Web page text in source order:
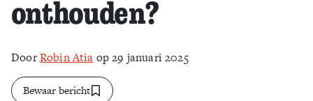
onthouden?
DoorRobin Atia op 29 januari 2025
Bewaar bericht